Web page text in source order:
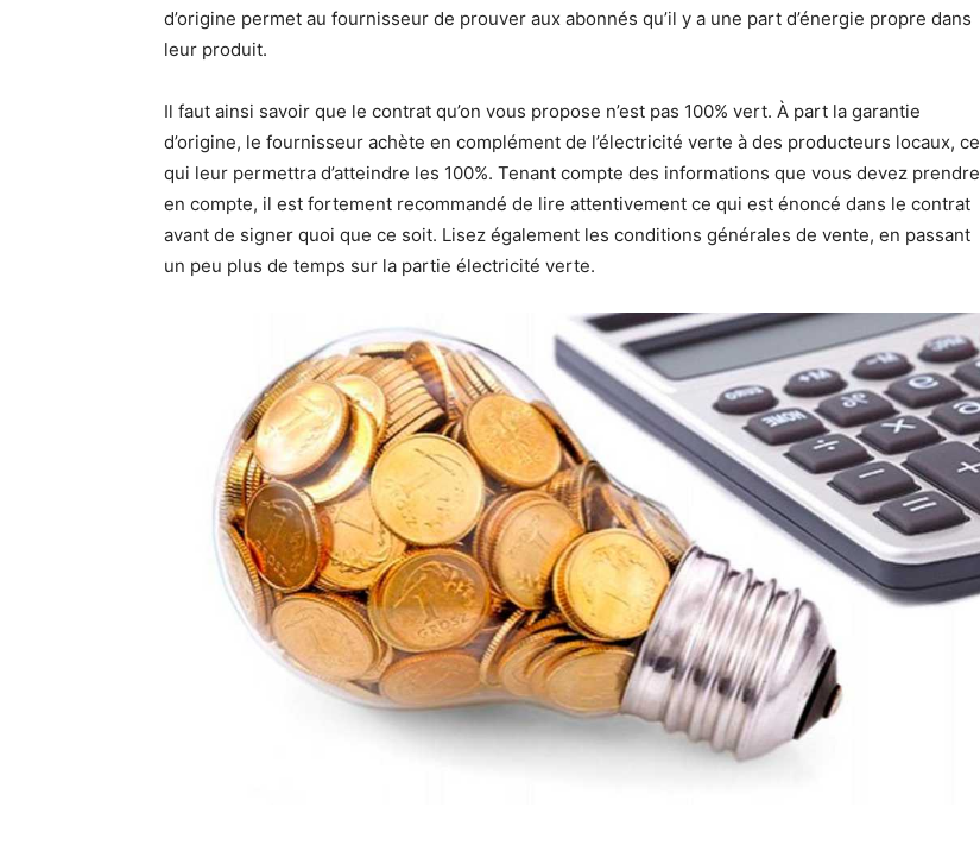
d’origine permet au fournisseur de prouver aux abonnés qu’il y a une part d’énergie propre dans
leur produit.
Il faut ainsi savoir que le contrat qu’on vous propose n’est pas 100% vert. À part la garantie
d’origine, le fournisseur achète en complément de l’électricité verte à des producteurs locaux, ce
qui leur permettra d’atteindre les 100%. Tenant compte des informations que vous devez prendre
en compte, il est fortement recommandé de lire attentivement ce qui est énoncé dans le contrat
avant de signer quoi que ce soit. Lisez également les conditions générales de vente, en passant
un peu plus de temps sur la partie électricité verte.